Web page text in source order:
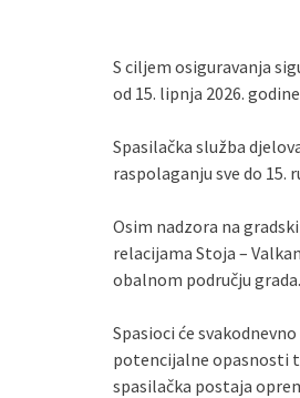
S ciljem osiguravanja
od 15. lipnja 2026.
Spasilačka služba
raspolaganju sve do 15.
Osim nadzora na
relacijama Stoja –
obalnom području grada.
Spasioci će
potencijalne opasnosti
spasilačka postaja